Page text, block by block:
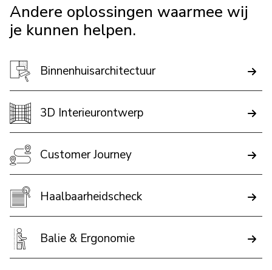
Andere oplossingen waarmee wij
je kunnen helpen.
Binnenhuisarchitectuur
3D Interieurontwerp
Customer Journey
Haalbaarheidscheck
Balie & Ergonomie